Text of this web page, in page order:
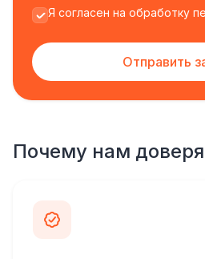
Я согласен на обработку
Отправить
Почему нам